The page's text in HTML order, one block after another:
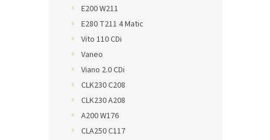
E200 W211
E280 T211 4 Matic
Vito 110 CDi
Vaneo
Viano 2.0 CDi
CLK230 C208
CLK230 A208
A200 W176
CLA250 C117